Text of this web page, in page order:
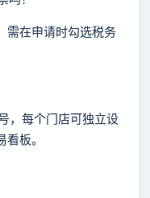
在申请时勾选税务
每个门店可独立设
板。